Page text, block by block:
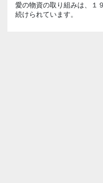
愛の物資の取り組みは、１
続けられています。